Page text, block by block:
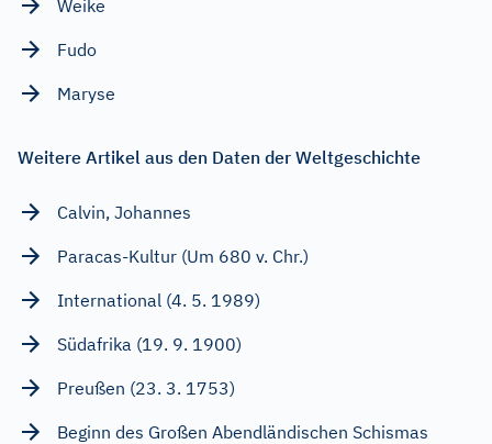
Weike
Fudo
Maryse
Weitere Artikel aus den Daten der Weltgeschichte
Calvin, Johannes
Paracas-Kultur (Um 680 v. Chr.)
International (4. 5. 1989)
Südafrika (19. 9. 1900)
Preußen (23. 3. 1753)
Beginn des Großen Abendländischen Schismas